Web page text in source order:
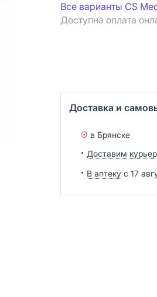
Все варианты CS
Доступна оплата
Доставка и
в Брянске
Доставим
В аптеку с 17